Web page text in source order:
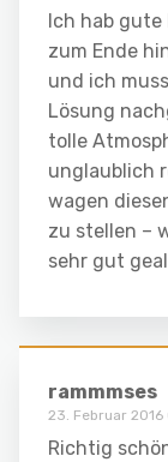
Ich hab gute
zum Ende
und ich
Lösung
tolle
unglaublich
wagen
zu stellen –
sehr gut
rammmses
23. Februar 2016
Richtig